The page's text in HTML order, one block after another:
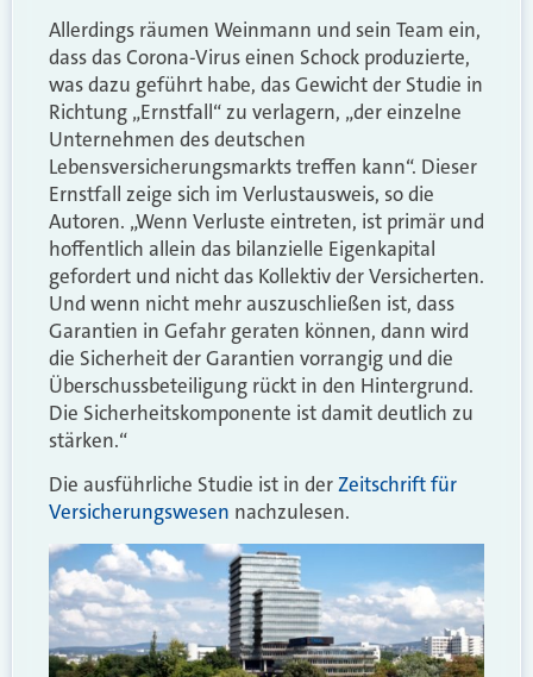
Allerdings räumen Weinmann und sein Team ein,
dass das Corona-Virus einen Schock produzierte,
was dazu geführt habe, das Gewicht der Studie in
Richtung „Ernstfall“ zu verlagern, „der einzelne
Unternehmen des deutschen
Lebensversicherungsmarkts treffen kann“. Dieser
Ernstfall zeige sich im Verlustausweis, so die
Autoren. „Wenn Verluste eintreten, ist primär und
hoffentlich allein das bilanzielle Eigenkapital
gefordert und nicht das Kollektiv der Versicherten.
Und wenn nicht mehr auszuschließen ist, dass
Garantien in Gefahr geraten können, dann wird
die Sicherheit der Garantien vorrangig und die
Überschussbeteiligung rückt in den Hintergrund.
Die Sicherheitskomponente ist damit deutlich zu
stärken.“
Die ausführliche Studie ist in derZeitschrift für
Versicherungswesen nachzulesen.